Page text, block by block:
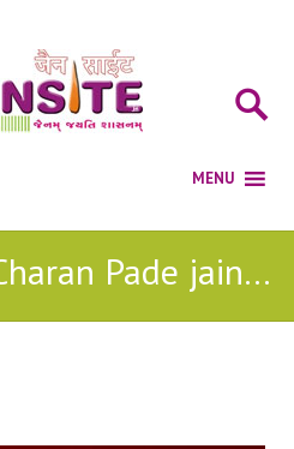
Jaha Nemi Ke Charan Pade jain bhajan